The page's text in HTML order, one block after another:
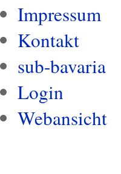
Impressum
Kontakt
sub-bavaria
Login
Webansicht